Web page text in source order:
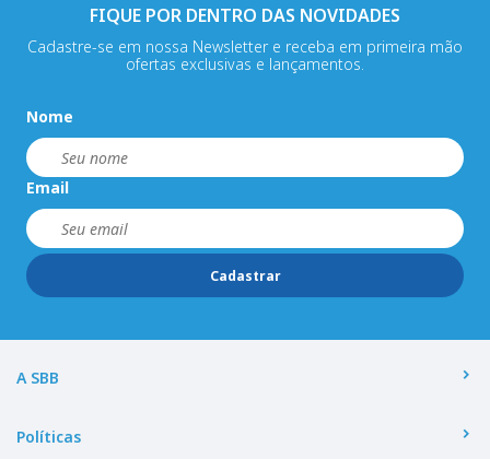
FIQUE POR DENTRO DAS NOVIDADES
Cadastre-se em nossa Newsletter e receba em primeira mão
ofertas exclusivas e lançamentos.
Nome
Email
Cadastrar
A SBB
Políticas